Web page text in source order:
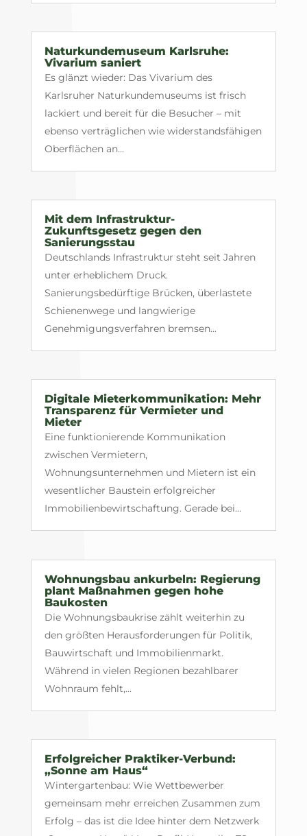
Naturkundemuseum Karlsruhe:
Vivarium saniert
Es glänzt wieder: Das Vivarium des
Karlsruher Naturkundemuseums ist frisch
lackiert und bereit für die Besucher – mit
ebenso verträglichen wie widerstandsfähigen
Oberflächen an...
Mit dem Infrastruktur-
Zukunftsgesetz gegen den
Sanierungsstau
Deutschlands Infrastruktur steht seit Jahren
unter erheblichem Druck.
Sanierungsbedürftige Brücken, überlastete
Schienenwege und langwierige
Genehmigungsverfahren bremsen...
Digitale Mieterkommunikation: Mehr
Transparenz für Vermieter und
Mieter
Eine funktionierende Kommunikation
zwischen Vermietern,
Wohnungsunternehmen und Mietern ist ein
wesentlicher Baustein erfolgreicher
Immobilienbewirtschaftung. Gerade bei...
Wohnungsbau ankurbeln: Regierung
plant Maßnahmen gegen hohe
Baukosten
Die Wohnungsbaukrise zählt weiterhin zu
den größten Herausforderungen für Politik,
Bauwirtschaft und Immobilienmarkt.
Während in vielen Regionen bezahlbarer
Wohnraum fehlt,...
Erfolgreicher Praktiker-Verbund:
„Sonne am Haus“
Wintergartenbau: Wie Wettbewerber
gemeinsam mehr erreichen Zusammen zum
Erfolg – das ist die Idee hinter dem Netzwerk